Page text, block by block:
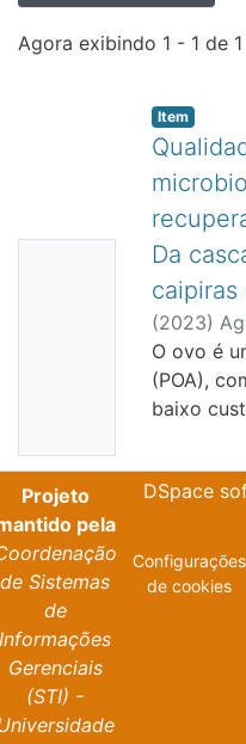
Agora exibindo 1 - 1 de 1
Item
Da
caipiras
(2023)
O ovo é
(POA),
baixo
doenças
(DTA)
Projeto
pela
de Sistemas
de
Informações
Gerenciais
(STI) -
DSpace
Configurações
de cookies